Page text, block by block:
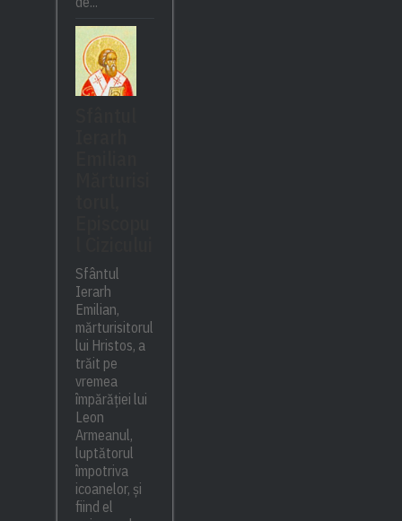
Sfântul
Ierarh
Emilian,
mărturisitorul
lui Hristos, a
trăit pe
vremea
împărăției lui
Leon
Armeanul,
luptătorul
împotriva
icoanelor, și
fiind el